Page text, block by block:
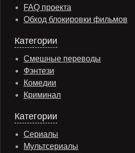
FAQ проекта
Обход блокировки фильмов
Категории
Смешные переводы
Фэнтези
Комедии
Криминал
Категории
Сериалы
Мультсериалы